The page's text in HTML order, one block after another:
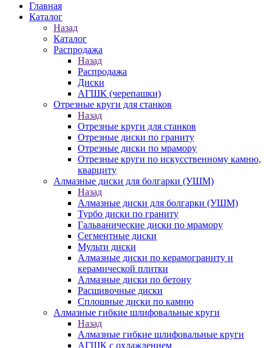
Главная
Каталог
Назад
Каталог
Распродажа
Назад
Распродажа
Диски
АГШК (черепашки)
Отрезные круги для станков
Назад
Отрезные круги для станков
Отрезные диски по граниту
Отрезные диски по мрамору
Отрезные круги по искусственному камню,
кварциту
Алмазные диски для болгарки (УШМ)
Назад
Алмазные диски для болгарки (УШМ)
Турбо диски по граниту
Гальванические диски по мрамору
Сегментные диски
Мульти диски
Алмазные диски по керамограниту и
керамической плитки
Алмазные диски по бетону
Расшивочные диски
Сплошные диски по камню
Алмазные гибкие шлифовальные круги
Назад
Алмазные гибкие шлифовальные круги
АГШК с охлаждением